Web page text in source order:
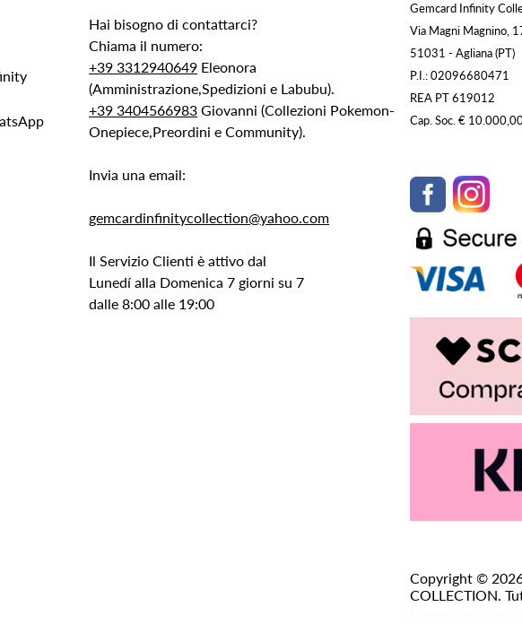
Hai bisogno di contattarci?
Chiama il numero:
+39 3312940649 Eleonora
(Amministrazione,Spedizioni e Labubu).
+39 3404566983 Giovanni (Collezioni Pokemon-
Onepiece,Preordini e Community).
Invia una email:
gemcardinfinitycollection@yahoo.com
Il Servizio Clienti è attivo dal
Lunedí alla Domenica 7 giorni su 7
dalle 8:00 alle 19:00
Gemcard Infinity
Via Magni Magnino,
51031 - Agliana (PT)
P.I.: 02096680471
REA PT 619012
Cap. Soc. €
Copyright ©
COLLECTION.